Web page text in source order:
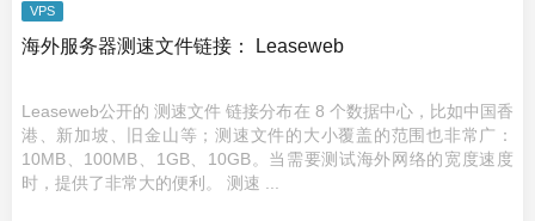
VPS
海外服务器测速文件链接： Leaseweb
Leaseweb公开的 测速文件 链接分布在 8 个数据中心，比如中国香
港、新加坡、旧金山等；测速文件的大小覆盖的范围也非常广：
10MB、100MB、1GB、10GB。当需要测试海外网络的宽度速度
时，提供了非常大的便利。 测速 ...